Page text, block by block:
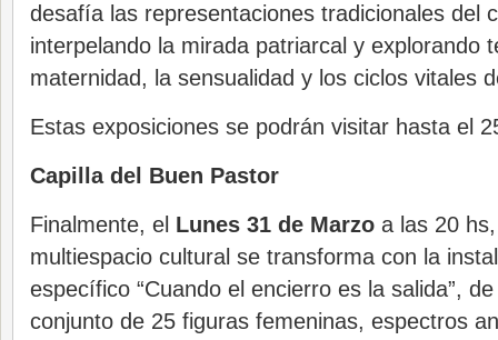
desafía las representaciones tradicionales del
interpelando la mirada patriarcal y explorando
maternidad, la sensualidad y los ciclos vitales
Estas exposiciones se podrán visitar hasta el
Capilla del Buen Pastor
Finalmente, el Lunes 31 de Marzo a las 20
multiespacio cultural se transforma con la
específico “Cuando el encierro es la salida”,
conjunto de 25 figuras femeninas, espectros